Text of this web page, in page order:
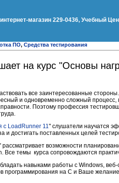
магазин 229-0436, Учебный
ПО, Средства тестирования
на курс "Основы
все заинтересованные
и одновременно сложный процесс,
Поэтому профессия
c LoadRunner 11 " слушатели научатся
и достигать поставленных целей
рассматривает возможности
темы курса сопровождаются
навыками работы с Windows,
программирования на С и Ваше